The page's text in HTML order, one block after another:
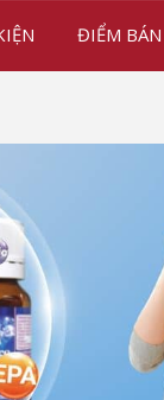
ĐIỂM BÁN